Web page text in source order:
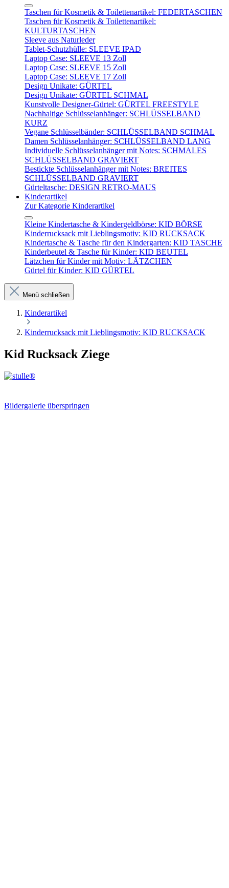
Taschen für Kosmetik & Toilettenartikel: FEDERTASCHEN
Taschen für Kosmetik & Toilettenartikel:
KULTURTASCHEN
Sleeve aus Naturleder
Tablet-Schutzhülle: SLEEVE IPAD
Laptop Case: SLEEVE 13 Zoll
Laptop Case: SLEEVE 15 Zoll
Laptop Case: SLEEVE 17 Zoll
Design Unikate: GÜRTEL
Design Unikate: GÜRTEL SCHMAL
Kunstvolle Designer-Gürtel: GÜRTEL FREESTYLE
Nachhaltige Schlüsselanhänger: SCHLÜSSELBAND
KURZ
Vegane Schlüsselbänder: SCHLÜSSELBAND SCHMAL
Damen Schlüsselanhänger: SCHLÜSSELBAND LANG
Individuelle Schlüsselanhänger mit Notes: SCHMALES
SCHLÜSSELBAND GRAVIERT
Bestickte Schlüsselanhänger mit Notes: BREITES
SCHLÜSSELBAND GRAVIERT
Gürteltasche: DESIGN RETRO-MAUS
Kinderartikel
Zur Kategorie Kinderartikel
Kleine Kindertasche & Kindergeldbörse: KID BÖRSE
Kinderrucksack mit Lieblingsmotiv: KID RUCKSACK
Kindertasche & Tasche für den Kindergarten: KID TASCHE
Kinderbeutel & Tasche für Kinder: KID BEUTEL
Lätzchen für Kinder mit Motiv: LÄTZCHEN
Gürtel für Kinder: KID GÜRTEL
Menü schließen
Kinderartikel
Kinderrucksack mit Lieblingsmotiv: KID RUCKSACK
Kid Rucksack Ziege
Bildergalerie überspringen